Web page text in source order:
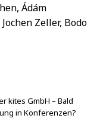
Ádám
Zeller, Bodo
kites GmbH – Bald
in Konferenzen?